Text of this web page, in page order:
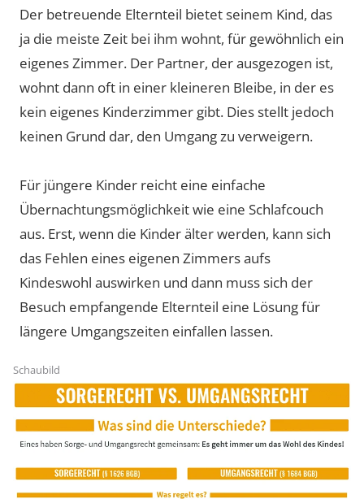
Schaubild
Der betreuende Elternteil bietet seinem Kind, das
ja die meiste Zeit bei ihm wohnt, für gewöhnlich ein
eigenes Zimmer. Der Partner, der ausgezogen ist,
wohnt dann oft in einer kleineren Bleibe, in der es
kein eigenes Kinderzimmer gibt. Dies stellt jedoch
keinen Grund dar, den Umgang zu verweigern.
Für jüngere Kinder reicht eine einfache
Übernachtungsmöglichkeit wie eine Schlafcouch
aus. Erst, wenn die Kinder älter werden, kann sich
das Fehlen eines eigenen Zimmers aufs
Kindeswohl auswirken und dann muss sich der
Besuch empfangende Elternteil eine Lösung für
längere Umgangszeiten einfallen lassen.